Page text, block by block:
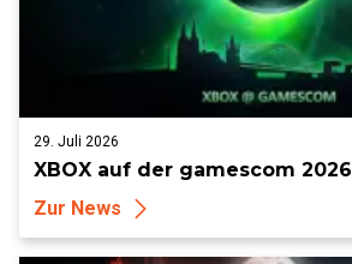
29. Juli 2026
XBOX auf der gamescom 2026
Zur News